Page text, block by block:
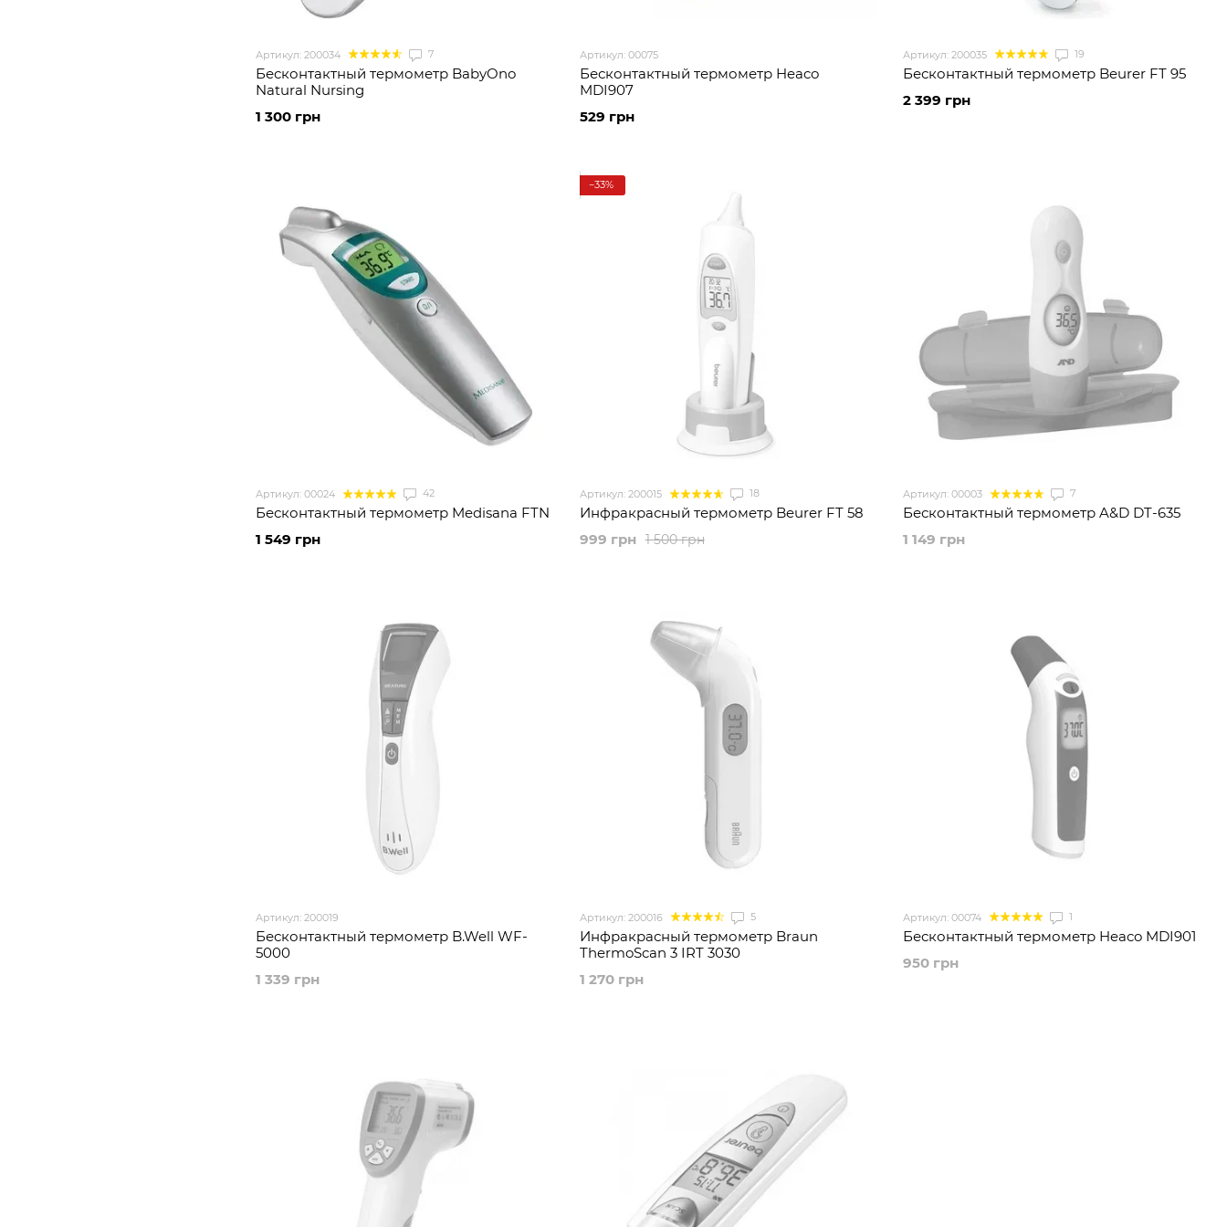
Артикул: 200034 7
Бесконтактный термометр BabyOno
Natural Nursing
1 300 грн
Артикул: 00075
Бесконтактный термометр Heaco
MDI907
529 грн
Артикул: 200035 19
Бесконтактный термометр Beurer FT 95
2 399 грн
Артикул: 00024 42
Бесконтактный термометр Medisana FTN
1 549 грн
−33%
Артикул: 200015 18
Инфракрасный термометр Beurer FT 58
1 500 грн
999 грн
Артикул: 00003 7
Бесконтактный термометр A&D DT-635
1 149 грн
Артикул: 200019
Бесконтактный термометр B.Well WF-
5000
1 339 грн
Артикул: 200016 5
Инфракрасный термометр Braun
ThermoScan 3 IRT 3030
1 270 грн
Артикул: 00074 1
Бесконтактный термометр Heaco MDI901
950 грн